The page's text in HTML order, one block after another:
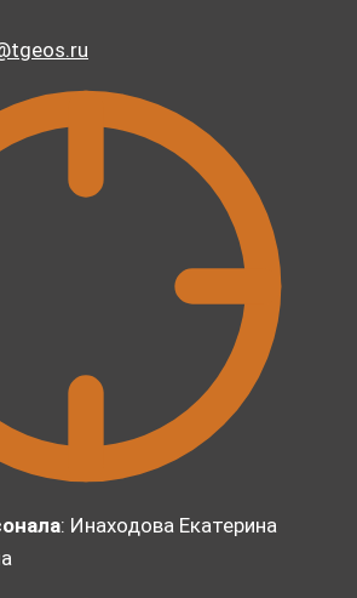
: Инаходова Екатерина